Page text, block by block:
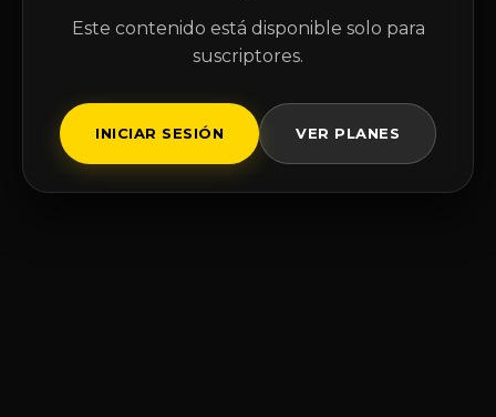
Este contenido está disponible solo para
suscriptores.
INICIAR SESIÓN VER PLANES